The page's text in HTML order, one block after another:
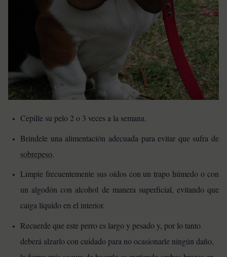
Cepille su pelo 2 o 3 veces a la semana.
Bríndele una alimentación adecuada para evitar que sufra de
sobrepeso.
Limpie frecuentemente sus oídos con un trapo húmedo o con
un algodón con alcohol de manera superficial, evitando que
caiga líquido en el interior.
Recuerde que este perro es largo y pesado y, por lo tanto
deberá alzarlo con cuidado para no ocasionarle ningún daño,